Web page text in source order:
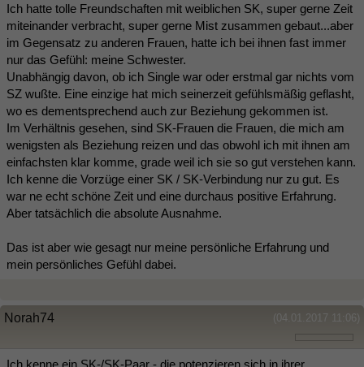
Ich hatte tolle Freundschaften mit weiblichen SK, super gerne Zeit
miteinander verbracht, super gerne Mist zusammen gebaut...aber
im Gegensatz zu anderen Frauen, hatte ich bei ihnen fast immer
nur das Gefühl: meine Schwester.
Unabhängig davon, ob ich Single war oder erstmal gar nichts vom
SZ wußte. Eine einzige hat mich seinerzeit gefühlsmäßig geflasht,
wo es dementsprechend auch zur Beziehung gekommen ist.
Im Verhältnis gesehen, sind SK-Frauen die Frauen, die mich am
wenigsten als Beziehung reizen und das obwohl ich mit ihnen am
einfachsten klar komme, grade weil ich sie so gut verstehen kann.
Ich kenne die Vorzüge einer SK / SK-Verbindung nur zu gut. Es
war ne echt schöne Zeit und eine durchaus positive Erfahrung.
Aber tatsächlich die absolute Ausnahme.
Das ist aber wie gesagt nur meine persönliche Erfahrung und
mein persönliches Gefühl dabei.
(04.01.2017 11:06)
Norah74
Ich kenne ein SK-/SK-Paar - die potenzieren sich in ihrer